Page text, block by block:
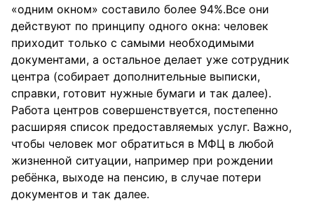
«одним окном» составило более 94%.Все они
действуют по принципу одного окна: человек
приходит только с самыми необходимыми
документами, а остальное делает уже сотрудник
центра (собирает дополнительные выписки,
справки, готовит нужные бумаги и так далее).
Работа центров совершенствуется, постепенно
расширяя список предоставляемых услуг. Важно,
чтобы человек мог обратиться в МФЦ в любой
жизненной ситуации, например при рождении
ребёнка, выходе на пенсию, в случае потери
документов и так далее.